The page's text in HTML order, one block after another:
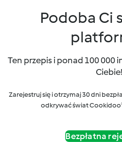
Podoba Ci
Ten przepis i ponad 100 000
Ciebie!
Zarejestruj się i otrzymaj 30 dni
odkrywać świat
Bezpłatna